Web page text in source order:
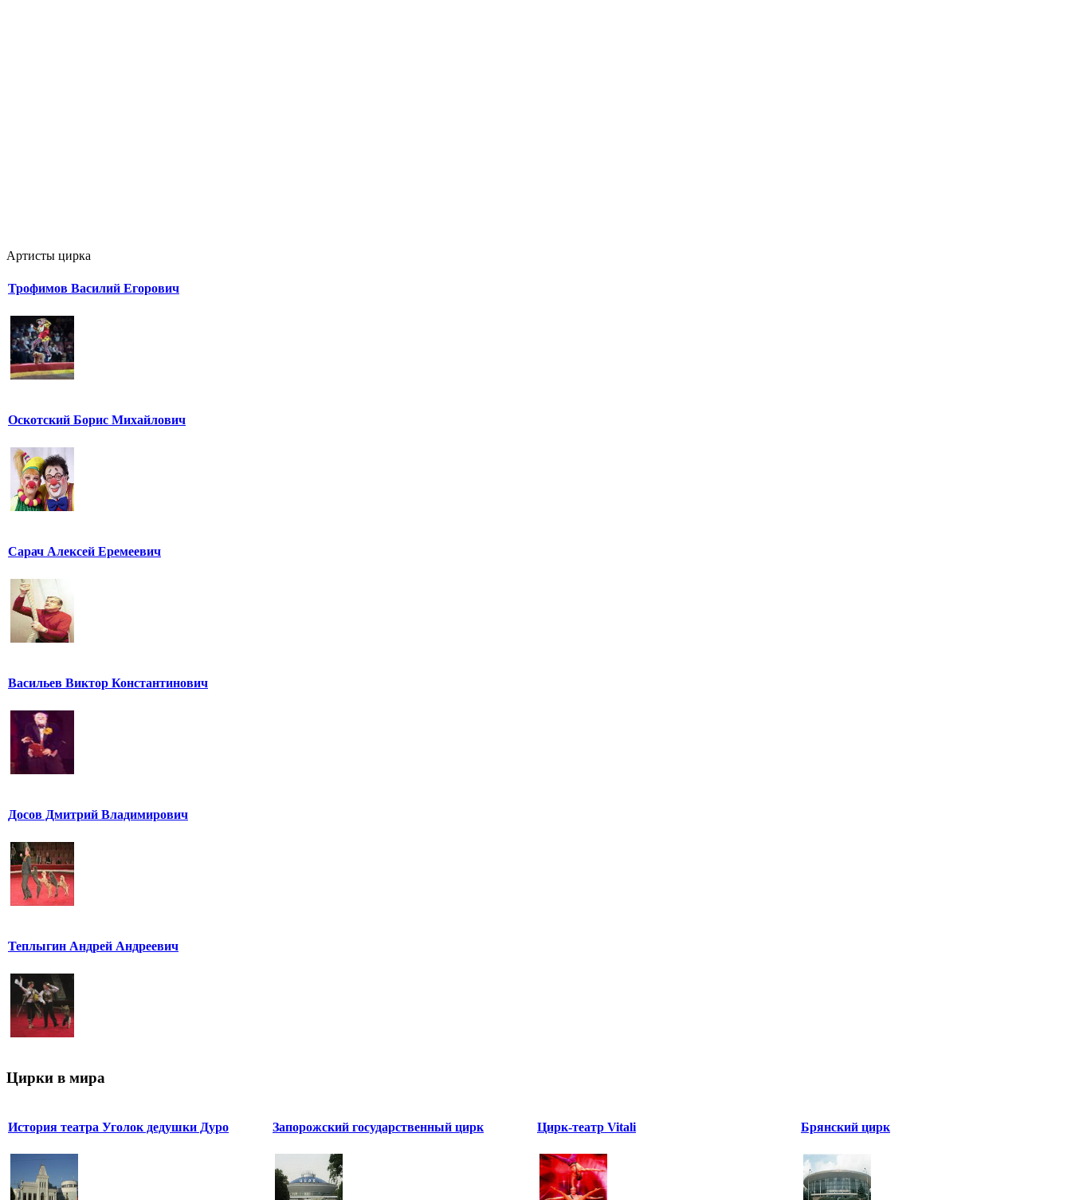
Артисты цирка
Трофимов Василий Егорович
Оскотский Борис Михайлович
Сарач Алексей Еремеевич
Васильев Виктор Константинович
Досов Дмитрий Владимирович
Теплыгин Андрей Андреевич
Цирки в мира
История театра Уголок дедушки Дуро Запорожский государственный цирк Цирк-театр Vitali Брянский цирк